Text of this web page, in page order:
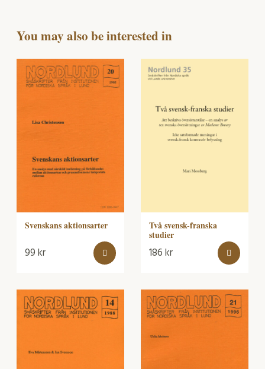
You may also be interested in
Svenskans aktionsarter
99kr
Två svensk-franska
studier
186kr